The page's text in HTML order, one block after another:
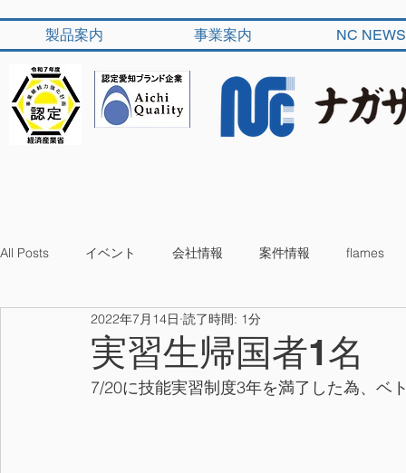
製品案内 事業案内 NC NEWS
All Posts イベント 会社情報 案件情報 flames
実習生帰国者1名
2022年7月14日 読了時間: 1分
7/20に技能実習制度3年を満了した為、ベ